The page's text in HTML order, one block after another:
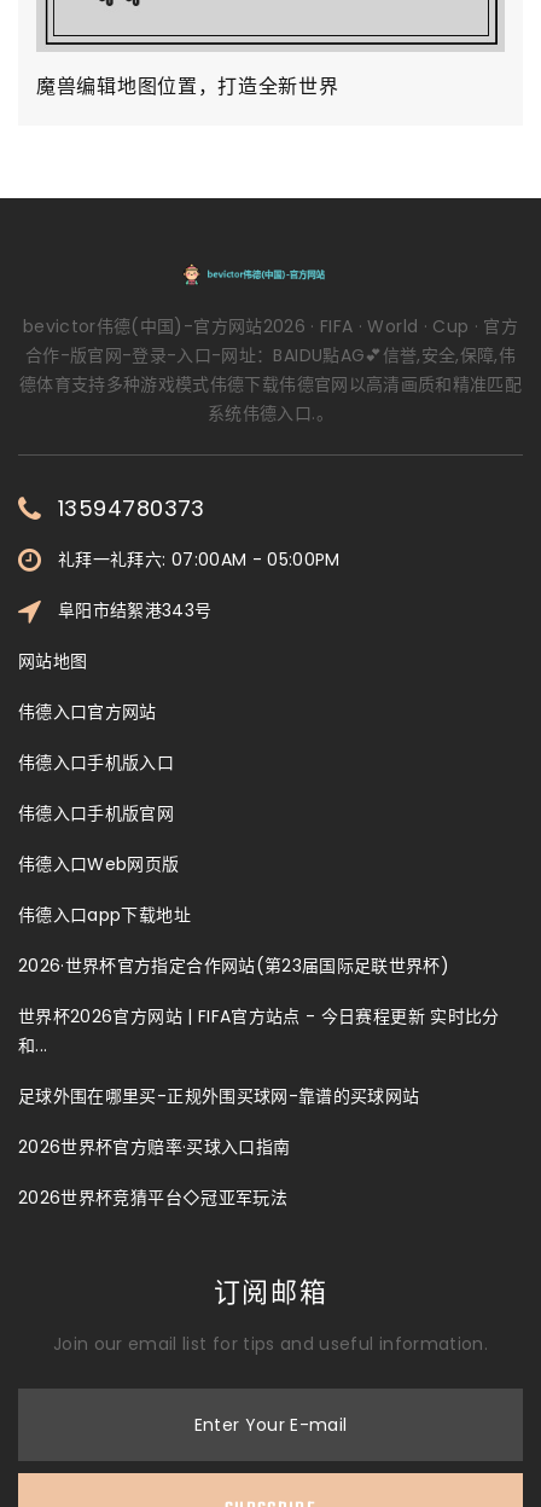
魔兽编辑地图位置，打造全新世界
bevictor伟德(中国)-官方网站2026 · FIFA · World · Cup · 官方
合作-版官网-登录-入口-网址：BAIDU點AG💕信誉,安全,保障,伟
德体育支持多种游戏模式伟德下载伟德官网以高清画质和精准匹配
系统伟德入口.。
13594780373
礼拜一礼拜六: 07:00AM - 05:00PM
阜阳市结絮港343号
网站地图
伟德入口官方网站
伟德入口手机版入口
伟德入口手机版官网
伟德入口Web网页版
伟德入口app下载地址
2026·世界杯官方指定合作网站(第23届国际足联世界杯)
世界杯2026官方网站 | FIFA官方站点 - 今日赛程更新 实时比分
和...
足球外围在哪里买-正规外围买球网-靠谱的买球网站
2026世界杯官方赔率·买球入口指南
2026世界杯竞猜平台◇冠亚军玩法
订阅邮箱
Join our email list for tips and useful information.
Enter Your E-mail